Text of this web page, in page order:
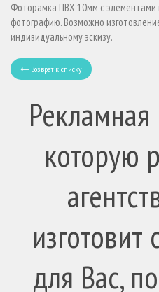
Фоторамка ПВХ 10мм с элементами
фотографию. Возможно
индивидуальному эскизу.
Возврат к списку
которую
изготовит
для Вас,